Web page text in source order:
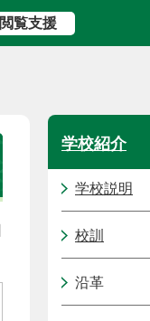
閲覧支援
学校紹介
学校説明
校訓
沿革